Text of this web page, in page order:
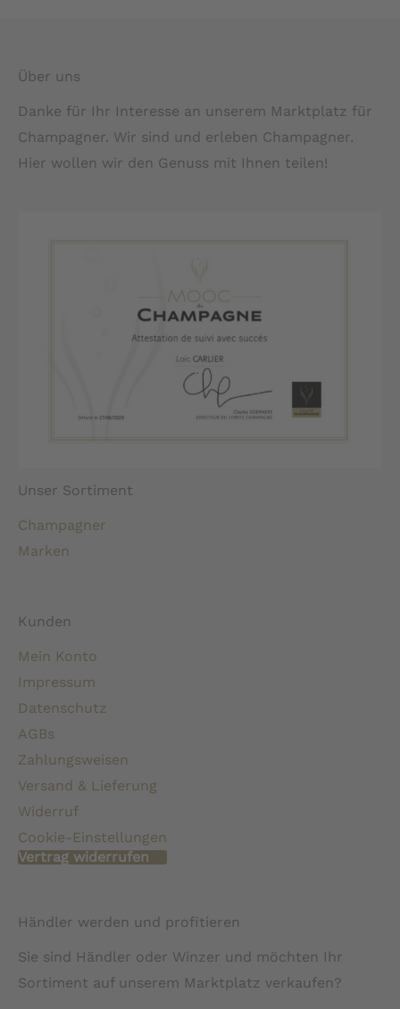
Über uns
Danke für Ihr Interesse an unserem Marktplatz für
Champagner. Wir sind und erleben Champagner.
Hier wollen wir den Genuss mit Ihnen teilen!
Unser Sortiment
Champagner
Marken
Kunden
Mein Konto
Impressum
Datenschutz
AGBs
Zahlungsweisen
Versand & Lieferung
Widerruf
Cookie-Einstellungen
Vertrag widerrufen
Händler werden und profitieren
Sie sind Händler oder Winzer und möchten Ihr
Sortiment auf unserem Marktplatz verkaufen?